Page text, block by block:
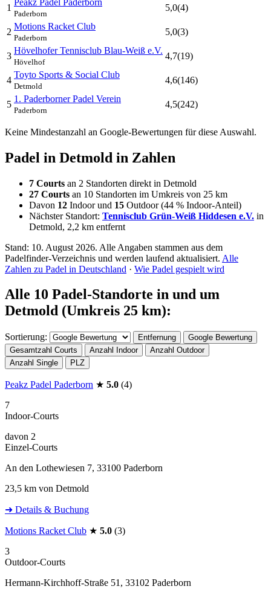
1
Paderborn
5,0(4)
2
Motions Racket Club
Paderborn
5,0(3)
3
Hövelhofer Tennisclub Blau-Weiß e.V.
Hövelhof
4,7(19)
4
Toyto Sports & Social Club
Detmold
4,6(146)
5
1. Paderborner Padel Verein
Paderborn
4,5(242)
Keine Mindestanzahl an Google-Bewertungen für diese Auswahl.
Padel in Detmold in Zahlen
7 Courts an 2 Standorten direkt in Detmold
27 Courts an 10 Standorten im Umkreis von 25 km
Davon 12 Indoor und 15 Outdoor (44 % Indoor-Anteil)
Nächster Standort: Tennisclub Grün-Weiß Hiddesen e.V. in
Detmold, 2,2 km entfernt
Stand: 10. August 2026. Alle Angaben stammen aus dem
Padelfinder-Verzeichnis und werden laufend aktualisiert. Alle
Zahlen zu Padel in Deutschland · Wie Padel gespielt wird
Alle 10 Padel-Standorte in und um
Detmold (Umkreis 25 km):
Sortierung: Entfernung
Google Bewertung
Gesamtzahl Courts
Anzahl Indoor
Anzahl Outdoor
Anzahl Single
PLZ
Peakz Padel Paderborn ★ 5.0 (4)
7
Indoor-Courts
davon 2
Einzel-Courts
An den Lothewiesen 7, 33100 Paderborn
23,5 km von Detmold
➜ Details & Buchung
Motions Racket Club ★ 5.0 (3)
3
Outdoor-Courts
Hermann-Kirchhoff-Straße 51, 33102 Paderborn